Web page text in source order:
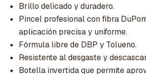
Brillo delicado y duradero.
Pincel profesional con fibra
aplicación precisa y uniforme.
Fórmula libre de DBP y Tolueno.
Resistente al desgaste y
Botella invertida que permite